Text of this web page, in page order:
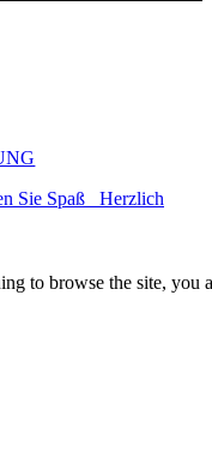
Sie Spaß
Herzlich
to browse the site, you